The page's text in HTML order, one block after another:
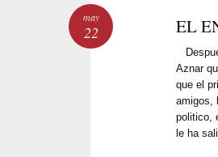
EL
Aznar
que el
amigos,
politico,
le ha
may
22